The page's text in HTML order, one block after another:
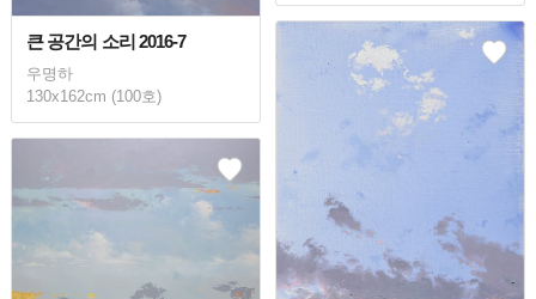
큰 공간의 소리 2016-7
우명하
130x162cm (100호)